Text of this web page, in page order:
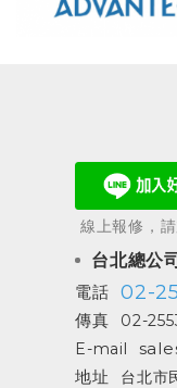
線上報修，
台北總公司
電話 02-
傳真
02-
E-mail
地址
台北市